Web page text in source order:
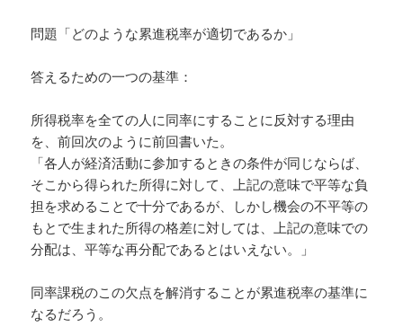
問題「どのような累進税率が適切であるか」
答えるための一つの基準：
所得税率を全ての人に同率にすることに反対する理由
を、前回次のように前回書いた。
「各人が経済活動に参加するときの条件が同じならば、
そこから得られた所得に対して、上記の意味で平等な負
担を求めることで十分であるが、しかし機会の不平等の
もとで生まれた所得の格差に対しては、上記の意味での
分配は、平等な再分配であるとはいえない。」
同率課税のこの欠点を解消することが累進税率の基準に
なるだろう。